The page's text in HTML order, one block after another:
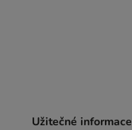
Užitečné informace